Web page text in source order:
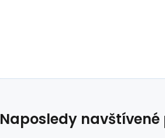
Naposledy